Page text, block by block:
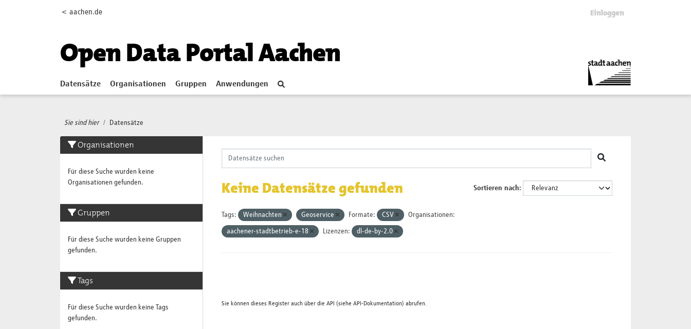
< aachen.de Einloggen
Open Data Portal Aachen
Datensätze Organisationen Gruppen Anwendungen
Sie sind hier Datensätze
Organisationen
Für diese Suche wurden keine
Organisationen gefunden.
Gruppen
Für diese Suche wurden keine Gruppen
gefunden.
Tags
Für diese Suche wurden keine Tags
gefunden.
Sortieren nach
Keine Datensätze gefunden
Tags: Weihnachten Geoservice Formate: CSV Organisationen:
aachener-stadtbetrieb-e-18 Lizenzen: dl-de-by-2.0
Sie können dieses Register auch über die API (siehe API-Dokumentation) abrufen.